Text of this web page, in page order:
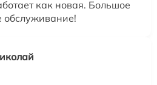
как новая. Большое
обслуживание!